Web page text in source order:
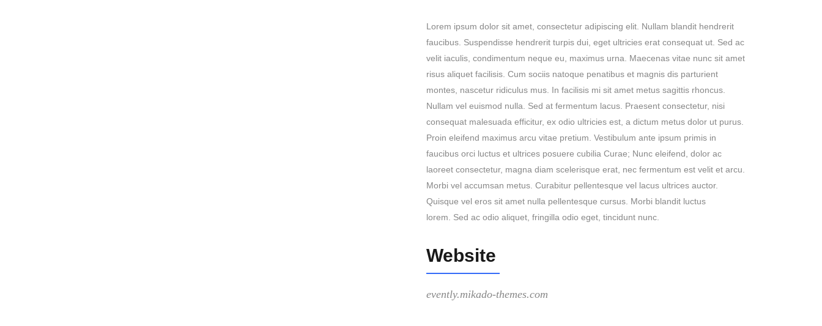
Lorem ipsum dolor sit amet, consectetur adipiscing elit. Nullam blandit hendrerit
faucibus. Suspendisse hendrerit turpis dui, eget ultricies erat consequat ut. Sed ac
velit iaculis, condimentum neque eu, maximus urna. Maecenas vitae nunc sit amet
risus aliquet facilisis. Cum sociis natoque penatibus et magnis dis parturient
montes, nascetur ridiculus mus. In facilisis mi sit amet metus sagittis rhoncus.
Nullam vel euismod nulla. Sed at fermentum lacus. Praesent consectetur, nisi
consequat malesuada efficitur, ex odio ultricies est, a dictum metus dolor ut purus.
Proin eleifend maximus arcu vitae pretium. Vestibulum ante ipsum primis in
faucibus orci luctus et ultrices posuere cubilia Curae; Nunc eleifend, dolor ac
laoreet consectetur, magna diam scelerisque erat, nec fermentum est velit et arcu.
Morbi vel accumsan metus. Curabitur pellentesque vel lacus ultrices auctor.
Quisque vel eros sit amet nulla pellentesque cursus. Morbi blandit luctus
lorem. Sed ac odio aliquet, fringilla odio eget, tincidunt nunc.
Website
evently.mikado-themes.com